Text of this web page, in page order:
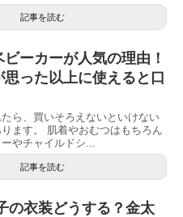
記事を読む
ーカーが人気の理由！
思った以上に使えると口
ら、買いそろえないといけない
ます。 肌着やおむつはもちろん
やチャイルドシ...
記事を読む
の衣装どうする？金太